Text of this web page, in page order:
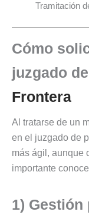
Tramitación
Cómo
juzgado
Frontera
Al tratarse de un
en el juzgado de
más ágil, aunque
importante
1) Gestión